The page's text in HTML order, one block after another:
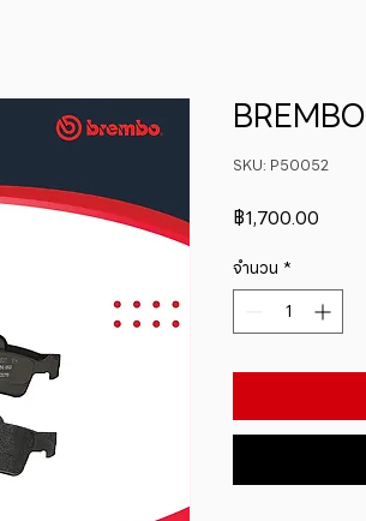
BREMBO
SKU: P50052
฿1,700.00
จำนวน *